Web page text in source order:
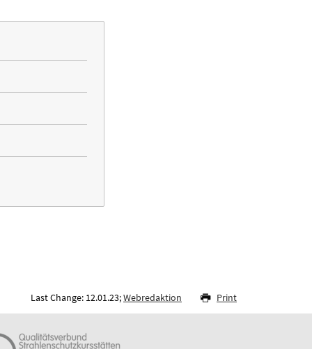
Last Change: 12.01.23;Webredaktion Print